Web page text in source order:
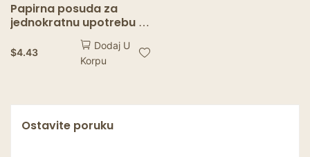
Papirna posuda za
jednokratnu upotrebu S
tanjirima za večeru
Rođendan Vjenčanje
Posuđe za jelo Posuđe
zdjela
$4.43
Dodaj U
Korpu
Ostavite poruku